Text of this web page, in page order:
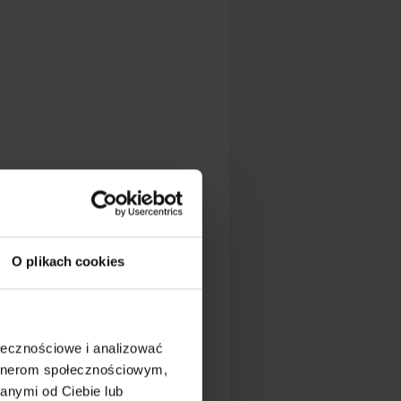
O plikach cookies
i analizować
społecznościowym,
od Ciebie lub